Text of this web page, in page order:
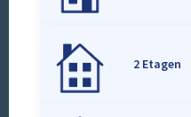
2 Etagen